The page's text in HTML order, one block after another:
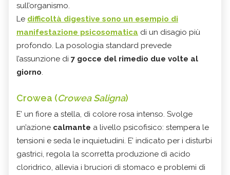
sull’organismo.
Le difficoltà digestive sono un esempio di
manifestazione psicosomatica di un disagio più
profondo. La posologia standard prevede
l’assunzione di 7 gocce del rimedio due volte al
giorno.
Crowea (Crowea Saligna)
E’ un fiore a stella, di colore rosa intenso. Svolge
un’azione calmante a livello psicofisico: stempera le
tensioni e seda le inquietudini. E’ indicato per i disturbi
gastrici, regola la scorretta produzione di acido
cloridrico, allevia i bruciori di stomaco e problemi di